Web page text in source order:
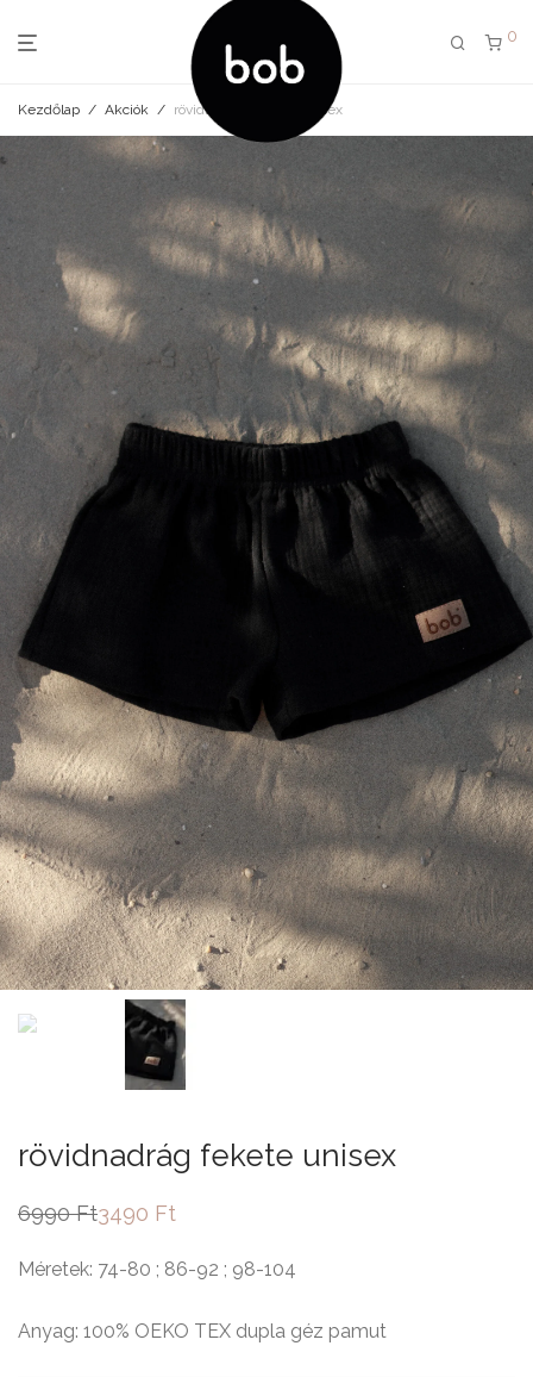
0
Kezdőlap / Akciók / rövidnadrág fekete unisex
rövidnadrág fekete unisex
6990Ft
Original
6990 Ft.
3490 Ft
Current
3490 Ft.
Méretek: 74-80 ; 86-92 ; 98-104
Anyag: 100% OEKO TEX dupla géz pamut